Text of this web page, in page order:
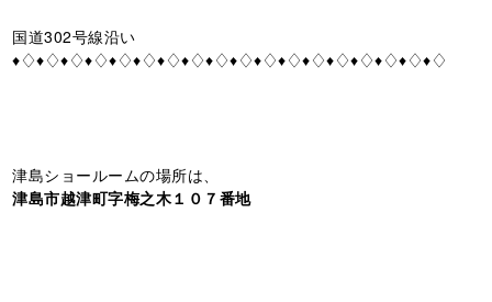
国道302号線沿い
♦♢♦♢♦♢♦♢♦♢♦♢♦♢♦♢♦♢♦♢♦♢♦♢♦♢♦♢♦♢♦♢♦♢♦♢
津島ショールームの場所は、
津島市越津町字梅之木１０７番地